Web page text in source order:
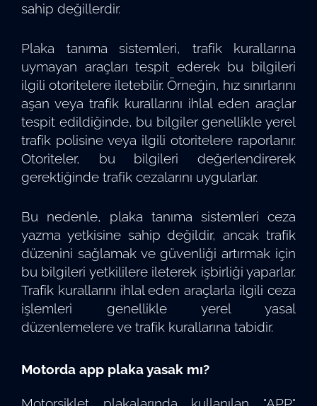
sahip değillerdir.
Plaka tanıma sistemleri, trafik kurallarına
uymayan araçları tespit ederek bu bilgileri
ilgili otoritelere iletebilir. Örneğin, hız sınırlarını
aşan veya trafik kurallarını ihlal eden araçlar
tespit edildiğinde, bu bilgiler genellikle yerel
trafik polisine veya ilgili otoritelere raporlanır.
Otoriteler, bu bilgileri değerlendirerek
gerektiğinde trafik cezalarını uygularlar.
Bu nedenle, plaka tanıma sistemleri ceza
yazma yetkisine sahip değildir, ancak trafik
düzenini sağlamak ve güvenliği artırmak için
bu bilgileri yetkililere ileterek işbirliği yaparlar.
Trafik kurallarını ihlal eden araçlarla ilgili ceza
işlemleri genellikle yerel yasal
düzenlemelere ve trafik kurallarına tabidir.
Motorda app plaka yasak mı?